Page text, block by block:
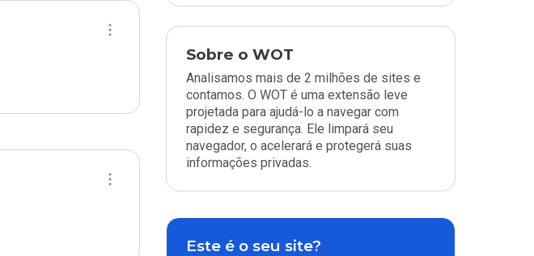
Sobre o WOT
Analisamos mais de 2 milhões de sites e
contamos. O WOT é uma extensão leve
projetada para ajudá-lo a navegar com
rapidez e segurança. Ele limpará seu
navegador, o acelerará e protegerá suas
informações privadas.
Este é o seu site?